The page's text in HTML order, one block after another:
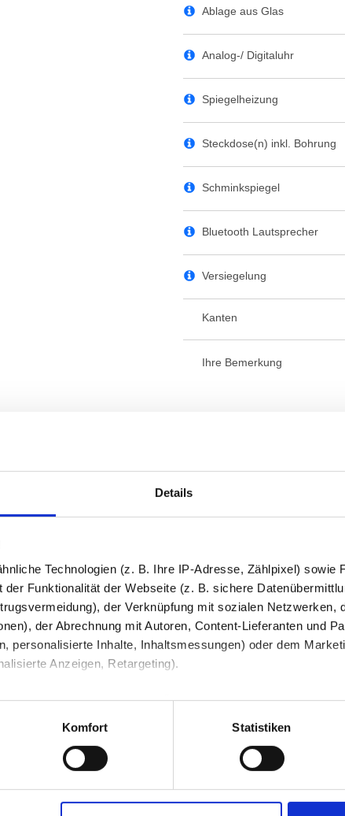
Details
Technologien (z. B. Ihre IP-Adresse, Zählpixel) sowie
Funktionalität der Webseite (z. B. sichere
der Verknüpfung mit sozialen Netzwerken,
der Abrechnung mit Autoren, Content-Lieferanten und
personalisierte Inhalte, Inhaltsmessungen) oder dem
Anzeigen, Retargeting).
Datenschutz nachlesen. Über den Link "Cookies" am
und Partner erfahren und die von Ihnen gewünschten
klicken, willigen Sie in die Verarbeitung Ihrer
Komfort Statistiken
Ablage aus Glas
Analog-/ Digitaluhr
Spiegelheizung
Steckdose(n) inkl. Bohrung
Schminkspiegel
Bluetooth Lautsprecher
Versiegelung
Kanten
Ihre Bemerkung
✔Kostenloser Versandin
✔Sicher bezahlenmit PayPal